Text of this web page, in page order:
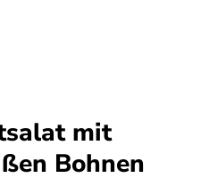
mit
Bohnen